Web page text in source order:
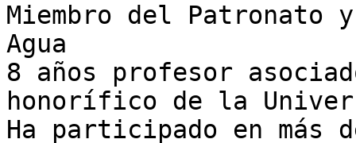
Miembro del Patronato
Agua
8 años profesor
honorífico de la
Ha participado en más